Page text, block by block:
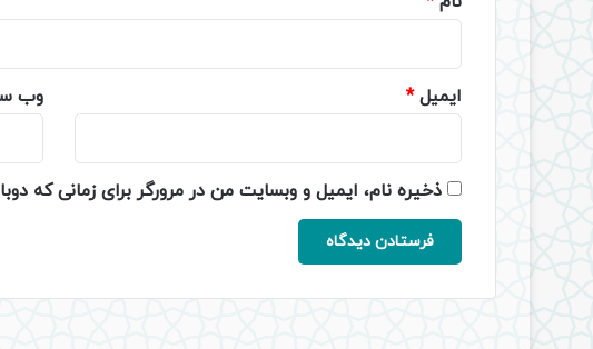
ایمیل* وب‌
ذخیره نام، ایمیل و وبسایت من در مرورگر برای زمانی که